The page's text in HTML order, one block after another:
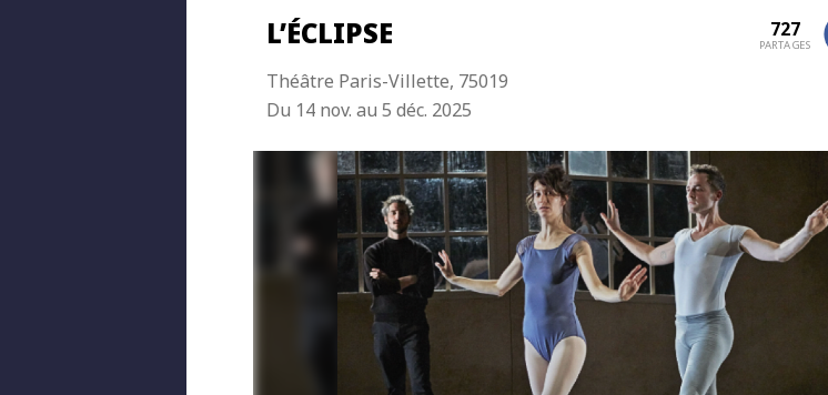
L’ÉCLIPSE
Théâtre Paris-Villette, 75019
Du 14 nov. au 5 déc. 2025
727
PARTAGES